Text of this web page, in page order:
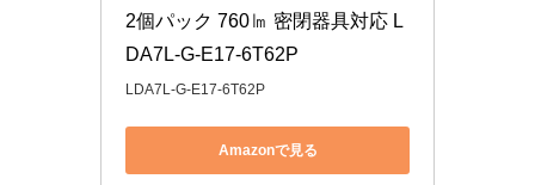
2個パック 760㏐ 密閉器具対応 L
DA7L-G-E17-6T62P
LDA7L-G-E17-6T62P
Amazonで見る